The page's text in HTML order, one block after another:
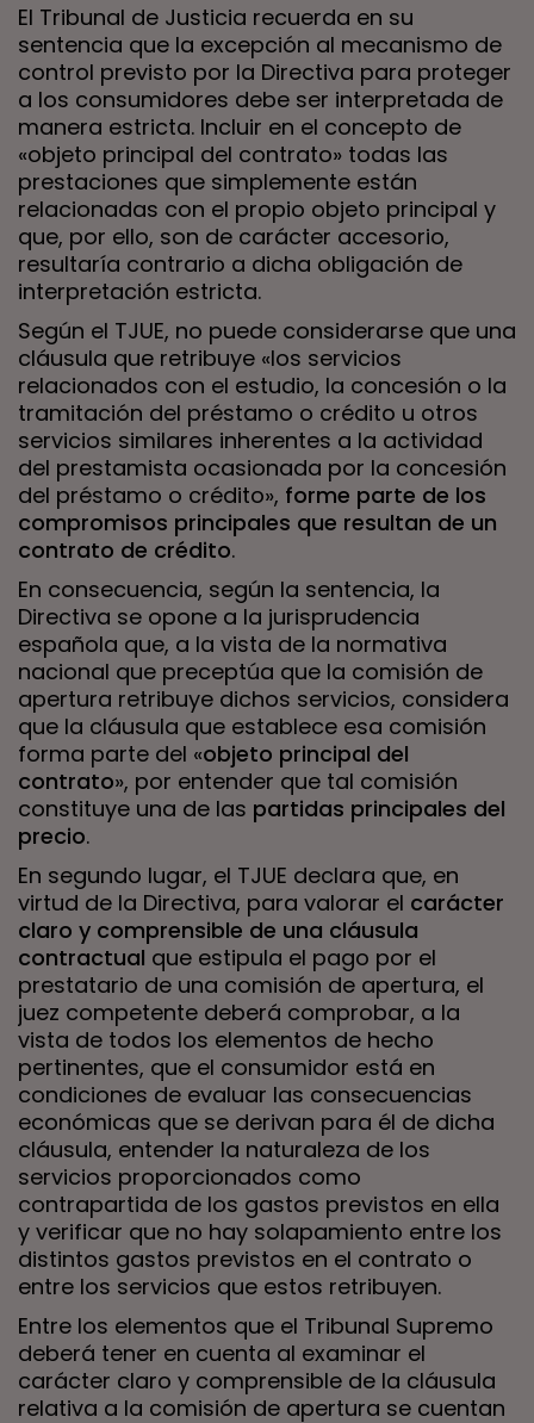
El Tribunal de Justicia recuerda en su
sentencia que la excepción al mecanismo de
control previsto por la Directiva para proteger
a los consumidores debe ser interpretada de
manera estricta. Incluir en el concepto de
«objeto principal del contrato» todas las
prestaciones que simplemente están
relacionadas con el propio objeto principal y
que, por ello, son de carácter accesorio,
resultaría contrario a dicha obligación de
interpretación estricta.
Según el TJUE, no puede considerarse que una
cláusula que retribuye «los servicios
relacionados con el estudio, la concesión o la
tramitación del préstamo o crédito u otros
servicios similares inherentes a la actividad
del prestamista ocasionada por la concesión
del préstamo o crédito», forme parte de los
compromisos principales que resultan de un
contrato de crédito.
En consecuencia, según la sentencia, la
Directiva se opone a la jurisprudencia
española que, a la vista de la normativa
nacional que preceptúa que la comisión de
apertura retribuye dichos servicios, considera
que la cláusula que establece esa comisión
forma parte del «objeto principal del
contrato», por entender que tal comisión
constituye una de las partidas principales del
precio.
En segundo lugar, el TJUE declara que, en
virtud de la Directiva, para valorar el carácter
claro y comprensible de una cláusula
contractual que estipula el pago por el
prestatario de una comisión de apertura, el
juez competente deberá comprobar, a la
vista de todos los elementos de hecho
pertinentes, que el consumidor está en
condiciones de evaluar las consecuencias
económicas que se derivan para él de dicha
cláusula, entender la naturaleza de los
servicios proporcionados como
contrapartida de los gastos previstos en ella
y verificar que no hay solapamiento entre los
distintos gastos previstos en el contrato o
entre los servicios que estos retribuyen.
Entre los elementos que el Tribunal Supremo
deberá tener en cuenta al examinar el
carácter claro y comprensible de la cláusula
relativa a la comisión de apertura se cuentan